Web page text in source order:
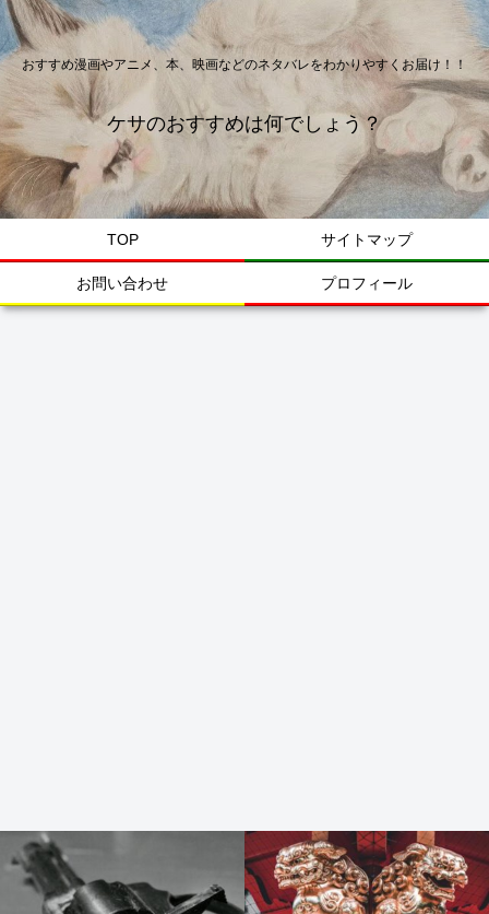
おすすめ漫画やアニメ、本、映画などのネタバレをわかりやすくお届け！！
ケサのおすすめは何でしょう？
TOP サイトマップ
お問い合わせ プロフィール